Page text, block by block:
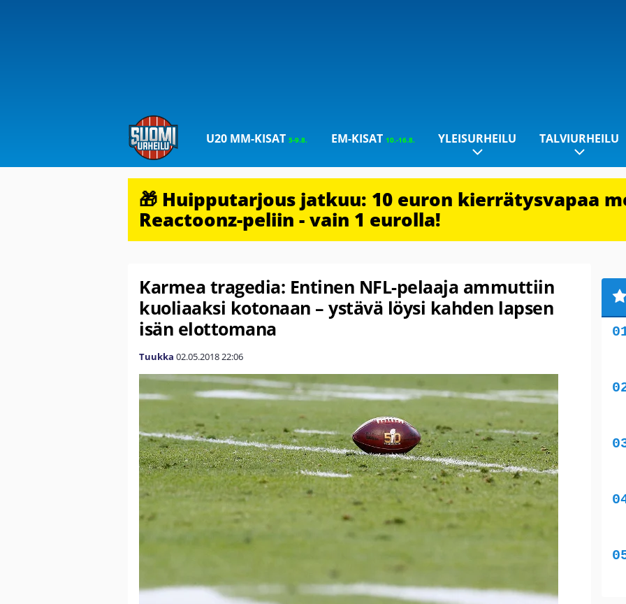
U20 MM-KISAT5-9.8. EM-KISAT 10.-16.8. YLEISURHEILU TALVIURHEILU
🎁 Huipputarjous jatkuu: 10 euron kierrätysvapaa
Reactoonz-peliin - vain 1 eurolla!
Karmea tragedia: Entinen NFL-pelaaja ammuttiin
kuoliaaksi kotonaan – ystävä löysi kahden lapsen
isän elottomana
Tuukka 02.05.201822:06